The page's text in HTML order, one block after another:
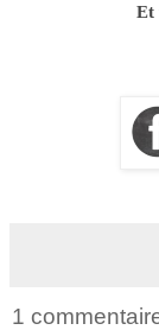
Et
1